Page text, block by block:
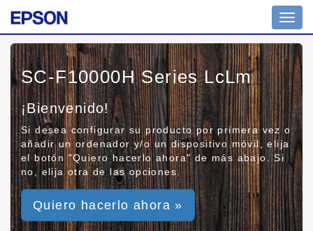
SC-F10000H Series LcLm
¡Bienvenido!
Si desea configurar su producto por primera vez o
añadir un ordenador y/o un dispositivo móvil, elija
el botón "Quiero hacerlo ahora" de más abajo. Si
no, elija otra de las opciones.
Quiero hacerlo ahora »